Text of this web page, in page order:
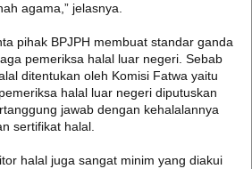
agama,” jelasnya.
pihak BPJPH membuat standar ganda
pemeriksa halal luar negeri. Sebab
ditentukan oleh Komisi Fatwa yaitu
halal luar negeri diputuskan
jawab dengan kehalalannya
sertifikat halal.
halal juga sangat minim yang diakui